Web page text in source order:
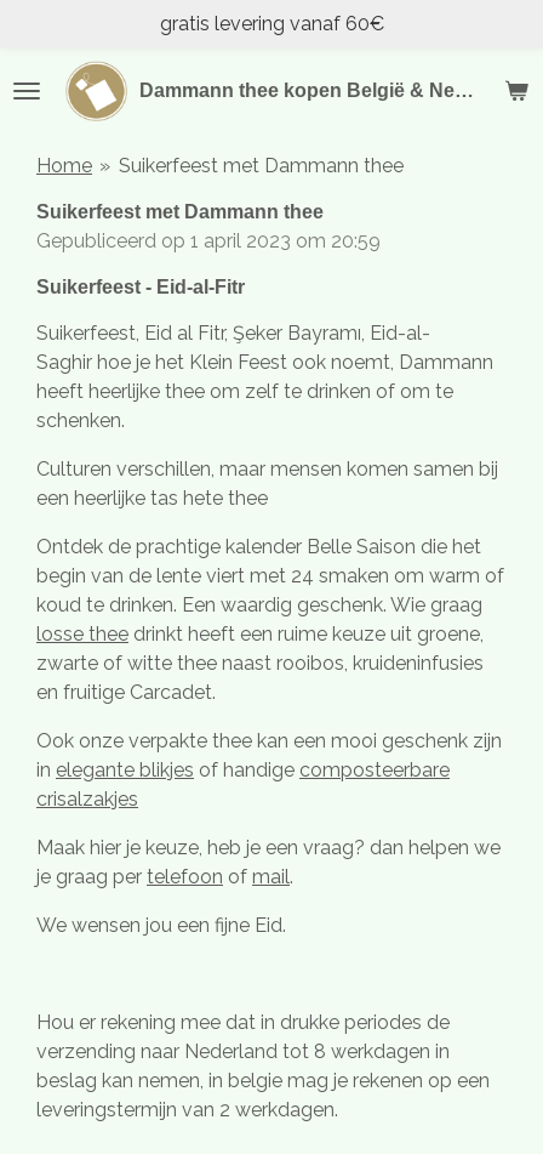
naar
Dammann thee kopen België & Nederland
gratis levering vanaf 60€
Home » Suikerfeest met Dammann thee
Suikerfeest met Dammann thee
Gepubliceerd op 1 april 2023 om 20:59
Suikerfeest - Eid-al-Fitr
Suikerfeest, Eid al Fitr, Şeker Bayramı, Eid-al-
Saghir hoe je het Klein Feest ook noemt, Dammann
heeft heerlijke thee om zelf te drinken of om te
schenken.
Culturen verschillen, maar mensen komen samen bij
een heerlijke tas hete thee
Ontdek de prachtige kalender Belle Saison die het
begin van de lente viert met 24 smaken om warm of
koud te drinken. Een waardig geschenk. Wie graag
losse thee drinkt heeft een ruime keuze uit groene,
zwarte of witte thee naast rooibos, kruideninfusies
en fruitige Carcadet.
Ook onze verpakte thee kan een mooi geschenk zijn
in elegante blikjes of handige composteerbare
crisalzakjes
Maak hier je keuze, heb je een vraag? dan helpen we
je graag per telefoon of mail.
We wensen jou een fijne Eid.
Hou er rekening mee dat in drukke periodes de
verzending naar Nederland tot 8 werkdagen in
beslag kan nemen, in belgie mag je rekenen op een
leveringstermijn van 2 werkdagen.